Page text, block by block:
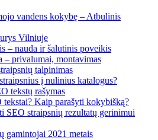
vandens kokybę – Atbulinis
Vilniuje
– nauda ir šalutinis poveikis
– privalumai, montavimas
talpinimas
į nulinius katalogus?
tekstų rašymas
Kaip parašyti kokybišką?
SEO straipsnių rezultatų gerinimui
gamintojai 2021 metais